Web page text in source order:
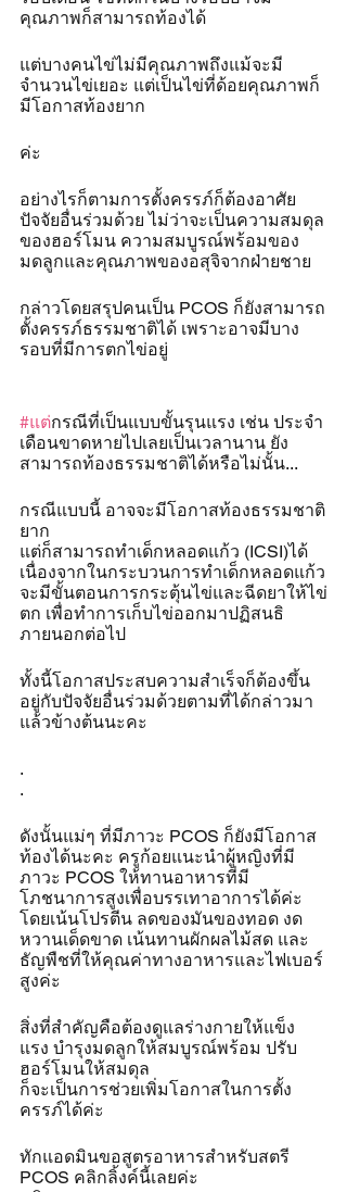
คุณภาพก็สามารถท้องได้
แต่บางคนไข่ไม่มีคุณภาพถึงแม้จะมี
จำนวนไข่เยอะ แต่เป็นไข่ที่ด้อยคุณภาพก็
มีโอกาสท้องยาก
ค่ะ
อย่างไรก็ตามการตั้งครรภ์ก็ต้องอาศัย
ปัจจัยอื่นร่วมด้วย ไม่ว่าจะเป็นความสมดุล
ของฮอร์โมน ความสมบูรณ์พร้อมของ
มดลูกและคุณภาพของอสุจิจากฝ่ายชาย
กล่าวโดยสรุปคนเป็น PCOS ก็ยังสามารถ
ตั้งครรภ์ธรรมชาติได้ เพราะอาจมีบาง
รอบที่มีการตกไข่อยู่
#แต่กรณีที่เป็นแบบขั้นรุนแรง เช่น ประจำ
เดือนขาดหายไปเลยเป็นเวลานาน ยัง
สามารถท้องธรรมชาติได้หรือไม่นั้น...
กรณีแบบนี้ อาจจะมีโอกาสท้องธรรมชาติ
ยาก
แต่ก็สามารถทำเด็กหลอดแก้ว (ICSI)ได้
เนื่องจากในกระบวนการทำเด็กหลอดแก้ว
จะมีขั้นตอนการกระตุ้นไข่และฉีดยาให้ไข่
ตก เพื่อทำการเก็บไข่ออกมาปฏิสนธิ
ภายนอกต่อไป
ทั้งนี้โอกาสประสบความสำเร็จก็ต้องขึ้น
อยู่กับปัจจัยอื่นร่วมด้วยตามที่ได้กล่าวมา
แล้วข้างต้นนะคะ
.
.
ดังนั้นแม่ๆ ที่มีภาวะ PCOS ก็ยังมีโอกาส
ท้องได้นะคะ ครูก้อยแนะนำผู้หญิงที่มี
ภาวะ PCOS ให้ทานอาหารที่มี
โภชนาการสูงเพื่อบรรเทาอาการได้ค่ะ
โดยเน้นโปรตีน ลดของมันของทอด งด
หวานเด็ดขาด เน้นทานผักผลไม้สด และ
ธัญพืชที่ให้คุณค่าทางอาหารและไฟเบอร์
สูงค่ะ
สิ่งที่สำคัญคือต้องดูแลร่างกายให้แข็ง
แรง บำรุงมดลูกให้สมบูรณ์พร้อม ปรับ
ฮอร์โมนให้สมดุล
ก็จะเป็นการช่วยเพิ่มโอกาสในการตั้ง
ครรภ์ได้ค่ะ
ทักแอดมินขอสูตรอาหารสำหรับสตรี
PCOS คลิกลิ้งค์นี้เลยค่ะ